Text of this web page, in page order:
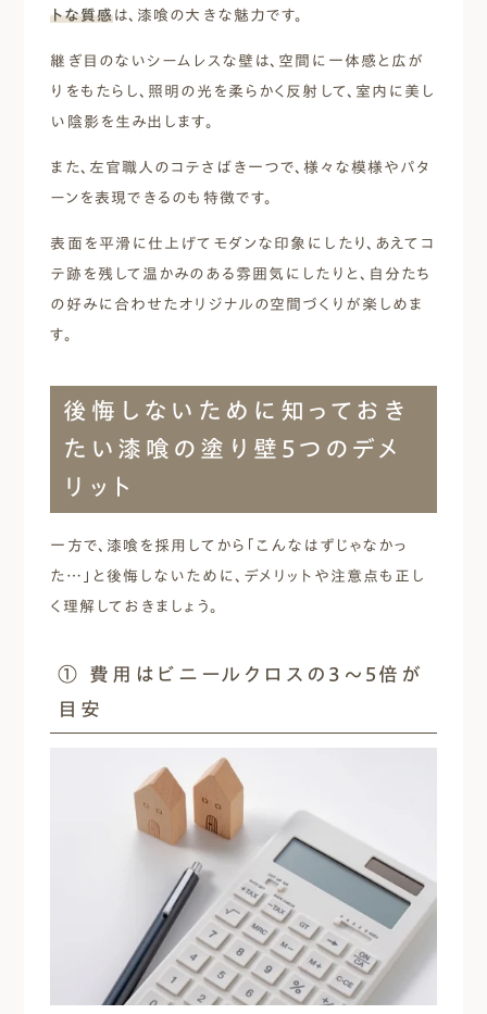
トな質感は、漆喰の大きな魅力です。
継ぎ目のないシームレスな壁は、空間に一体感と広が
りをもたらし、照明の光を柔らかく反射して、室内に美し
い陰影を生み出します。
また、左官職人のコテさばき一つで、様々な模様やパタ
ーンを表現できるのも特徴です。
表面を平滑に仕上げてモダンな印象にしたり、あえてコ
テ跡を残して温かみのある雰囲気にしたりと、自分たち
の好みに合わせたオリジナルの空間づくりが楽しめま
す。
後悔しないために知っておき
たい漆喰の塗り壁5つのデメ
リット
一方で、漆喰を採用してから「こんなはずじゃなかっ
た…」と後悔しないために、デメリットや注意点も正し
く理解しておきましょう。
① 費用はビニールクロスの3〜5倍が
目安